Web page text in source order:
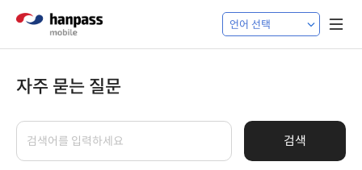
자주 묻는 질문
검색